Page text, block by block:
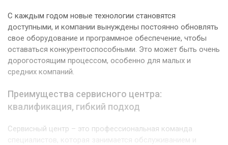
С каждым годом новые технологии становятся
доступными, и компании вынуждены постоянно обновлять
свое оборудование и программное обеспечение, чтобы
оставаться конкурентоспособными. Это может быть очень
дорогостоящим процессом, особенно для малых и
средних компаний.
Преимущества сервисного центра:
квалификация, гибкий подход
Сервисный центр – это профессиональная команда
специалистов, которая занимается обслуживанием и